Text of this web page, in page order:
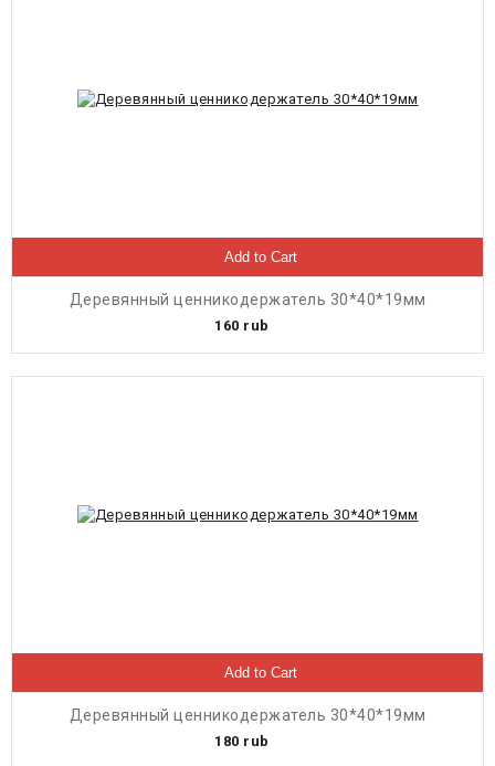
Add to Cart
Деревянный ценникодержатель 30*40*19мм
160 rub
Add to Cart
Деревянный ценникодержатель 30*40*19мм
180 rub